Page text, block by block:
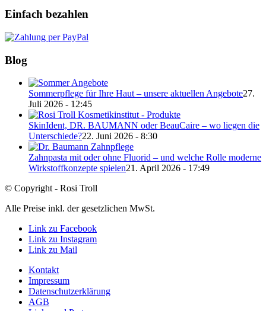
Einfach bezahlen
Blog
Sommerpflege für Ihre Haut – unsere aktuellen Angebote27.
Juli 2026 - 12:45
SkinIdent, DR. BAUMANN oder BeauCaire – wo liegen die
Unterschiede?22. Juni 2026 - 8:30
Zahnpasta mit oder ohne Fluorid – und welche Rolle moderne
Wirkstoffkonzepte spielen21. April 2026 - 17:49
© Copyright - Rosi Troll
Alle Preise inkl. der gesetzlichen MwSt.
Link zu Facebook
Link zu Instagram
Link zu Mail
Kontakt
Impressum
Datenschutzerklärung
AGB